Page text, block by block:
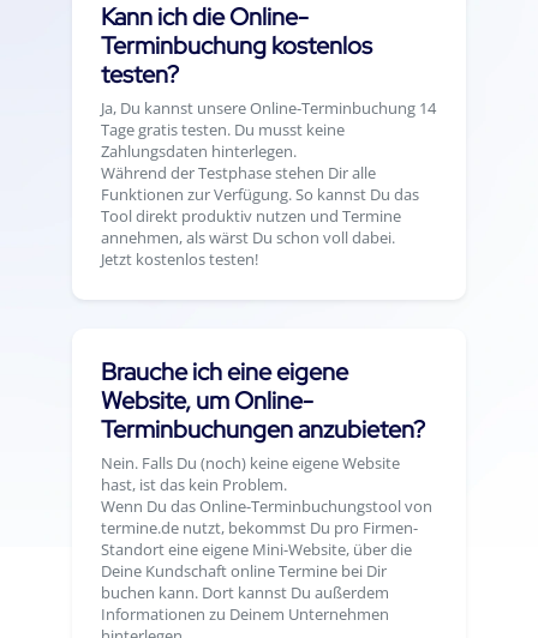
Kann ich die Online-
Terminbuchung kostenlos
testen?
Ja, Du kannst unsere Online-Terminbuchung 14
Tage gratis testen. Du musst keine
Zahlungsdaten hinterlegen.
Während der Testphase stehen Dir alle
Funktionen zur Verfügung. So kannst Du das
Tool direkt produktiv nutzen und Termine
annehmen, als wärst Du schon voll dabei.
Jetzt kostenlos testen!
Brauche ich eine eigene
Website, um Online-
Terminbuchungen anzubieten?
Nein. Falls Du (noch) keine eigene Website
hast, ist das kein Problem.
Wenn Du das Online-Terminbuchungstool von
termine.de nutzt, bekommst Du pro Firmen-
Standort eine eigene Mini-Website, über die
Deine Kundschaft online Termine bei Dir
buchen kann. Dort kannst Du außerdem
Informationen zu Deinem Unternehmen